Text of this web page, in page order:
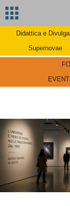
Didattica e
Supernovae